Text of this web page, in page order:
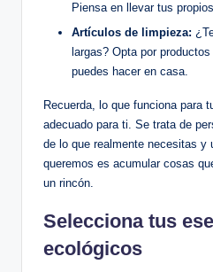
Piensa en llevar tus
Artículos de limpieza:
largas? Opta por
puedes hacer en casa.
Recuerda, lo que funciona para
adecuado para ti. Se trata de
de lo que realmente necesitas y
queremos es acumular cosas
un rincón.
Selecciona tus
ecológicos